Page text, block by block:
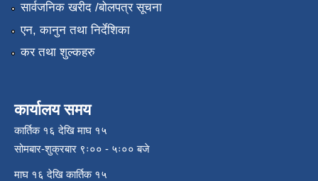
सार्वजनिक खरीद /बोलपत्र सूचना
एन, कानुन तथा निर्देशिका
कर तथा शुल्कहरु
कार्यालय समय
कार्तिक १६ देखि माघ १५
सोमबार-शुक्रबार ९ः०० - ५ः०० बजे
माघ १६ देखि कार्तिक १५